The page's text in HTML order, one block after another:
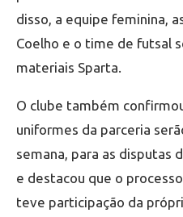
disso, a equipe feminina,
Coelho e o time de futsal
materiais Sparta.
O clube também
uniformes da parceria
semana, para as disputas
e destacou que o
teve participação da